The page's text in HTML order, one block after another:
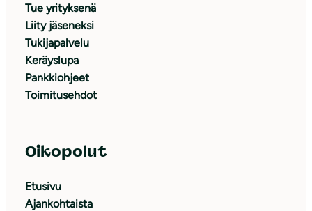
Tue yrityksenä
Liity jäseneksi
Tukijapalvelu
Keräyslupa
Pankkiohjeet
Toimitusehdot
Oikopolut
Etusivu
Ajankohtaista